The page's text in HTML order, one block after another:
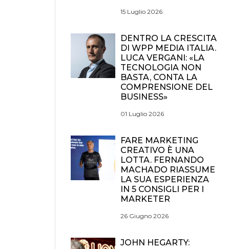
15 Luglio 2026
DENTRO LA CRESCITA
DI WPP MEDIA ITALIA.
LUCA VERGANI: «LA
TECNOLOGIA NON
BASTA, CONTA LA
COMPRENSIONE DEL
BUSINESS»
01 Luglio 2026
FARE MARKETING
CREATIVO È UNA
LOTTA. FERNANDO
MACHADO RIASSUME
LA SUA ESPERIENZA
IN 5 CONSIGLI PER I
MARKETER
26 Giugno 2026
JOHN HEGARTY: